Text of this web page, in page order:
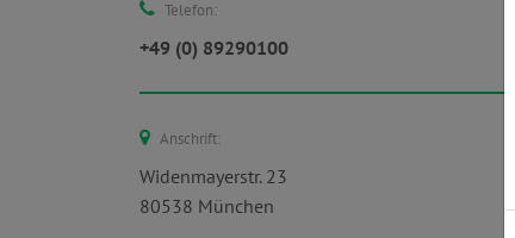
Telefon:
+49 (0) 89290100
Anschrift:
Widenmayerstr. 23
80538 München